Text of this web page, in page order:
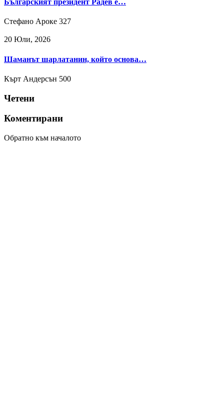
Българският президент Радев е…
Стефано Ароке 327
20 Юли, 2026
Шаманът шарлатанин, който основа…
Кърт Андерсън 500
Четени
Коментирани
Обратно към началото